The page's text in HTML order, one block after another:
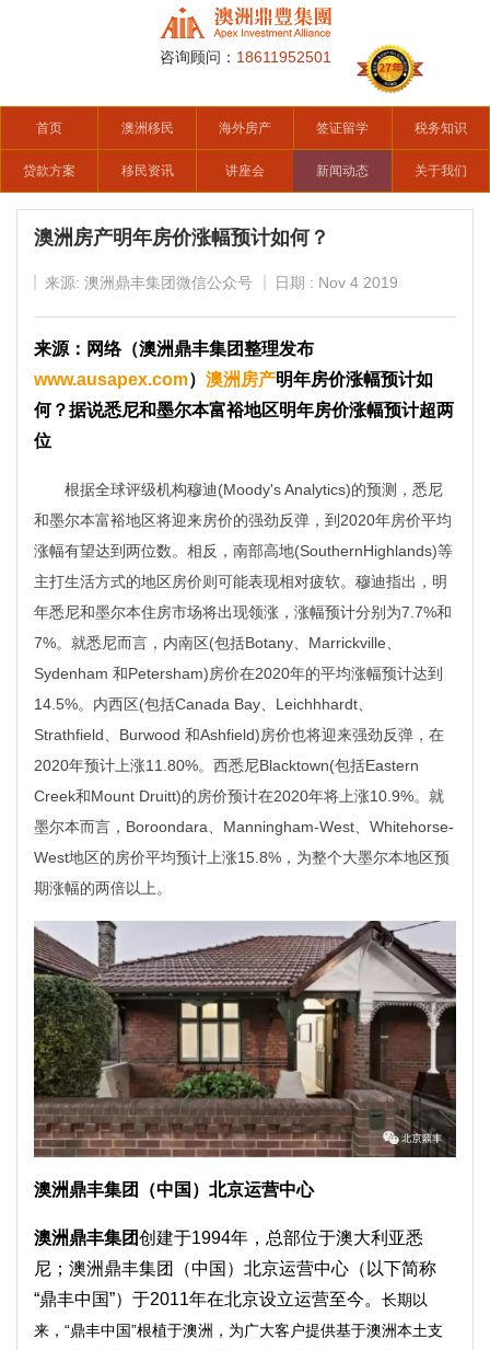
咨询顾问： 18611952501
首页 澳洲移民 海外房产 签证留学 税务知识
贷款方案 移民资讯 讲座会 新闻动态 关于我们
澳洲房产明年房价涨幅预计如何？
来源: 澳洲鼎丰集团微信公众号 日期 : Nov 4 2019
来源：网络（澳洲鼎丰集团整理发布
www.ausapex.com） 澳洲房产明年房价涨幅预计如
何？据说悉尼和墨尔本富裕地区明年房价涨幅预计超两
位
根据全球评级机构穆迪(Moody's Analytics)的预测，悉尼
和墨尔本富裕地区将迎来房价的强劲反弹，到2020年房价平均
涨幅有望达到两位数。相反，南部高地(SouthernHighlands)等
主打生活方式的地区房价则可能表现相对疲软。穆迪指出，明
年悉尼和墨尔本住房市场将出现领涨，涨幅预计分别为7.7%和
7%。就悉尼而言，内南区(包括Botany、Marrickville、
Sydenham 和Petersham)房价在2020年的平均涨幅预计达到
14.5%。内西区(包括Canada Bay、Leichhhardt、
Strathfield、Burwood 和Ashfield)房价也将迎来强劲反弹，在
2020年预计上涨11.80%。西悉尼Blacktown(包括Eastern
Creek和Mount Druitt)的房价预计在2020年将上涨10.9%。就
墨尔本而言，Boroondara、Manningham-West、Whitehorse-
West地区的房价平均预计上涨15.8%，为整个大墨尔本地区预
期涨幅的两倍以上。
澳洲鼎丰集团（中国）北京运营中心
澳洲鼎丰集团创建于1994年，总部位于澳大利亚悉
尼；澳洲鼎丰集团（中国）北京运营中心（以下简称
“鼎丰中国”）于2011年在北京设立运营至今。 长期以
来，“鼎丰中国”根植于澳洲，为广大客户提供基于澳洲本土支